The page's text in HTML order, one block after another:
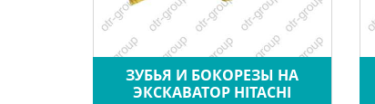
ЗУБЬЯ И БОКОРЕЗЫ НА
ЭКСКАВАТОР HITACHI